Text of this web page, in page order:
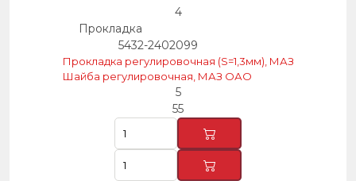
4
Прокладка
5432-2402099
Прокладка регулировочная (S=1,3мм), МАЗ
Шайба регулировочная, МАЗ ОАО
5
55